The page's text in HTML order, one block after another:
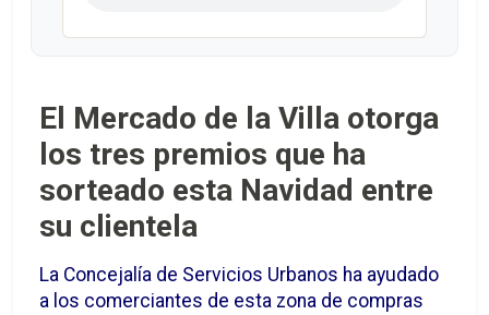
El Mercado de la Villa otorga
los tres premios que ha
sorteado esta Navidad entre
su clientela
La Concejalía de Servicios Urbanos ha ayudado
a los comerciantes de esta zona de compras